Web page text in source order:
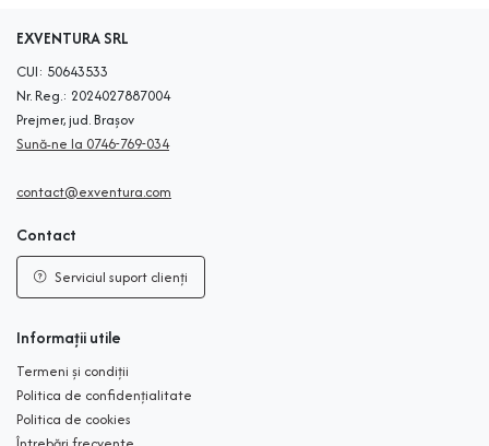
EXVENTURA SRL
CUI: 50643533
Nr. Reg.: 2024027887004
Prejmer, jud. Brașov
Sună-ne la 0746-769-034
contact@exventura.com
Contact
Serviciul suport clienți
Informații utile
Termeni și condiții
Politica de confidențialitate
Politica de cookies